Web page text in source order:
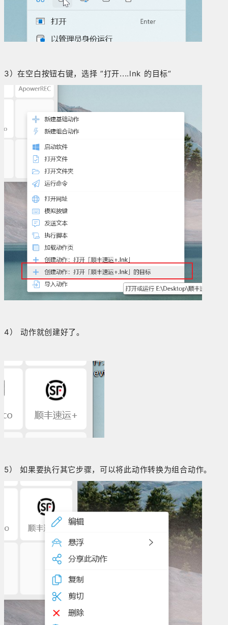
3）在空白按钮右键，选择 ”打开....lnk 的目标“
4） 动作就创建好了。
5） 如果要执行其它步骤，可以将此动作转换为组合动作。